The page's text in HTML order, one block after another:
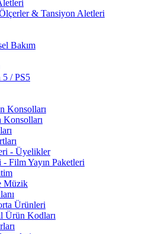
& Tansiyon Aletleri
Bakım
5 / PS5
Konsolları
- Üyelikler
Film Yayın Paketleri
Müzik
Ürünleri
Ürün Kodları